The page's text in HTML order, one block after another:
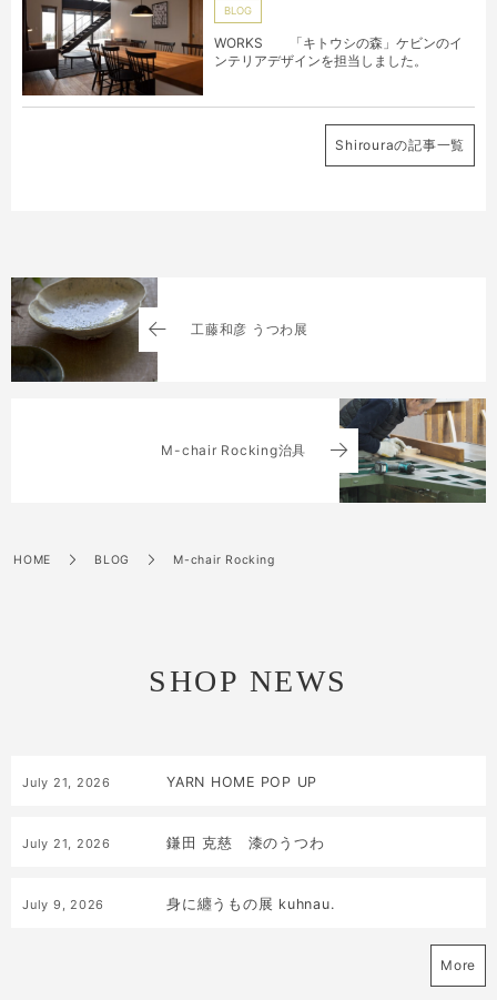
BLOG
WORKS 「キトウシの森」ケビンのイ
ンテリアデザインを担当しました。
Shirouraの記事一覧
工藤和彦 うつわ展
M-chair Rocking治具
HOME BLOG M-chair Rocking
SHOP NEWS
July 21, 2026 YARN HOME POP UP
July 21, 2026 鎌田 克慈 漆のうつわ
July 9 , 2026 身に纏うもの展 kuhnau.
More